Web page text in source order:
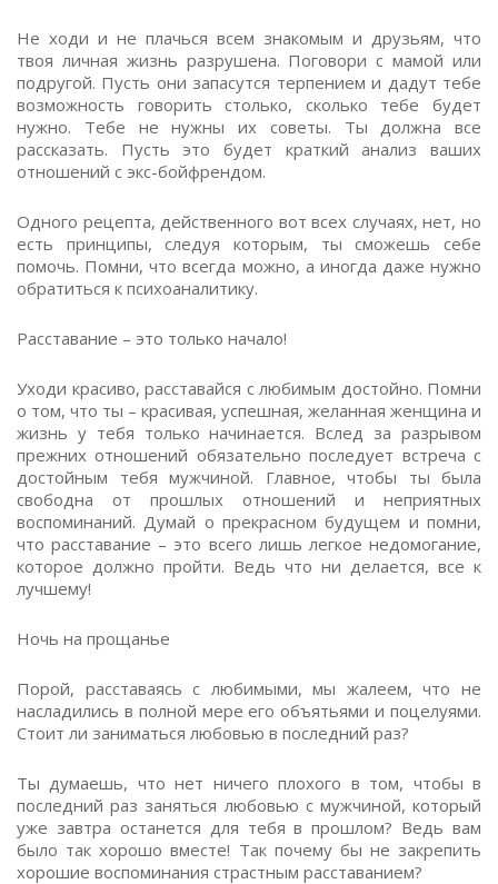
Не ходи и не плачься всем знакомым и друзьям, что
твоя личная жизнь разрушена. Поговори с мамой или
подругой. Пусть они запасутся терпением и дадут тебе
возможность говорить столько, сколько тебе будет
нужно. Тебе не нужны их советы. Ты должна все
рассказать. Пусть это будет краткий анализ ваших
отношений с экс-бойфрендом.
Одного рецепта, действенного вот всех случаях, нет, но
есть принципы, следуя которым, ты сможешь себе
помочь. Помни, что всегда можно, а иногда даже нужно
обратиться к психоаналитику.
Расставание – это только начало!
Уходи красиво, расставайся с любимым достойно. Помни
о том, что ты – красивая, успешная, желанная женщина и
жизнь у тебя только начинается. Вслед за разрывом
прежних отношений обязательно последует встреча с
достойным тебя мужчиной. Главное, чтобы ты была
свободна от прошлых отношений и неприятных
воспоминаний. Думай о прекрасном будущем и помни,
что расставание – это всего лишь легкое недомогание,
которое должно пройти. Ведь что ни делается, все к
лучшему!
Ночь на прощанье
Порой, расставаясь с любимыми, мы жалеем, что не
насладились в полной мере его объятьями и поцелуями.
Стоит ли заниматься любовью в последний раз?
Ты думаешь, что нет ничего плохого в том, чтобы в
последний раз заняться любовью с мужчиной, который
уже завтра останется для тебя в прошлом? Ведь вам
было так хорошо вместе! Так почему бы не закрепить
хорошие воспоминания страстным расставанием?